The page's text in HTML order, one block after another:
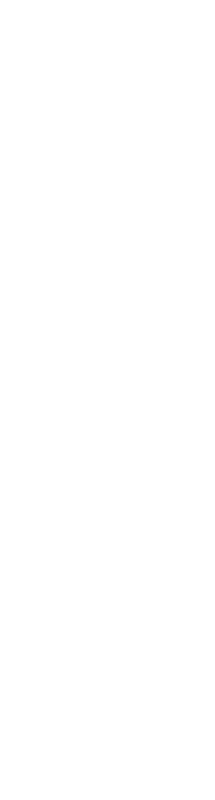
the website is used and to offer